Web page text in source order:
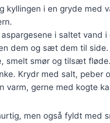
kyllingen i en gryde med
aspargesene i saltet vand
dem og sæt dem til side.
smelt smør og tilsæt
Krydr med salt, peber
varm, gerne med kogte
men også fyldt med